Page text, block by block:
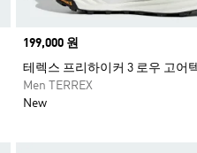
Price
199,000 원
테렉스 프리하이커 3 로우 고어
Men TERREX
New